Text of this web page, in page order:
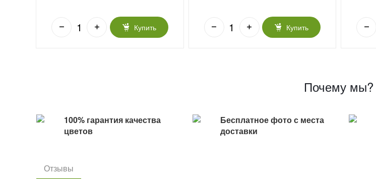
Купить Купить
Почему мы?
100% гарантия качества
цветов
Бесплатное фото с места
доставки
Отзывы